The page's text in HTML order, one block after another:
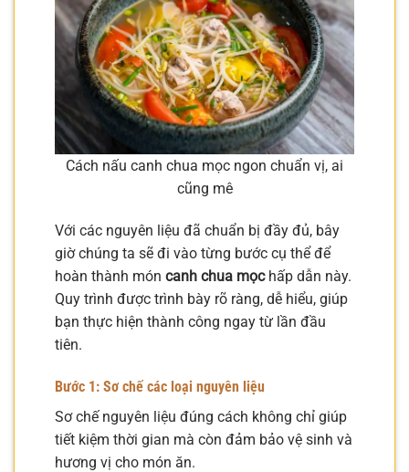
Cách nấu canh chua mọc ngon chuẩn vị, ai
cũng mê
Với các nguyên liệu đã chuẩn bị đầy đủ, bây
giờ chúng ta sẽ đi vào từng bước cụ thể để
hoàn thành món canh chua mọchấp dẫn này.
Quy trình được trình bày rõ ràng, dễ hiểu, giúp
bạn thực hiện thành công ngay từ lần đầu
tiên.
Bước 1: Sơ chế các loại nguyên liệu
Sơ chế nguyên liệu đúng cách không chỉ giúp
tiết kiệm thời gian mà còn đảm bảo vệ sinh và
hương vị cho món ăn.